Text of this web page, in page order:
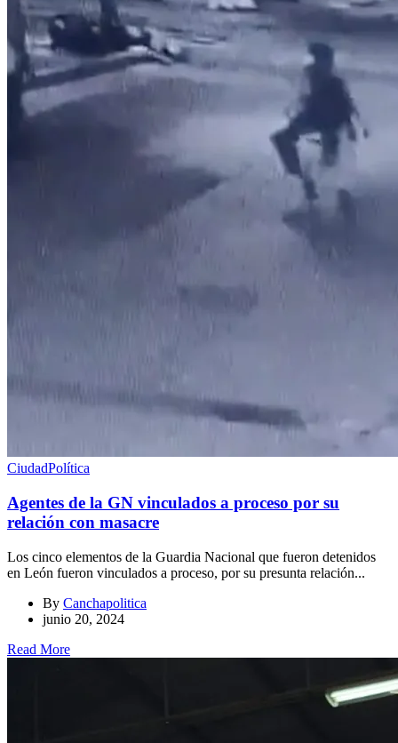
CiudadPolítica
Agentes de la GN vinculados a proceso por su
relación con masacre
Los cinco elementos de la Guardia Nacional que fueron detenidos
en León fueron vinculados a proceso, por su presunta relación...
By Canchapolitica
junio 20, 2024
Read More